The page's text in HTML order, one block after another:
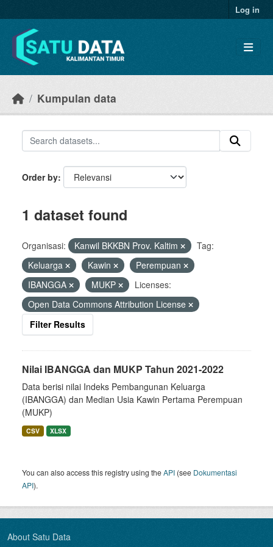
Log in
Kumpulan data
Order by
1 dataset found
Organisasi: Kanwil BKKBN Prov. Kaltim
Tag:
Keluarga
Kawin
Perempuan
IBANGGA
MUKP
Licenses:
Open Data Commons Attribution License
Filter Results
Nilai IBANGGA dan MUKP Tahun 2021-2022
Data berisi nilai Indeks Pembangunan Keluarga
(IBANGGA) dan Median Usia Kawin Pertama Perempuan
(MUKP)
CSV XLSX
You can also access this registry using theAPI (see Dokumentasi
API).
About Satu Data